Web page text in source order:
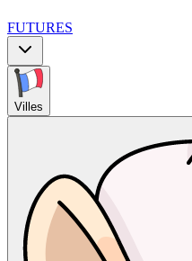
FUTURES
Villes